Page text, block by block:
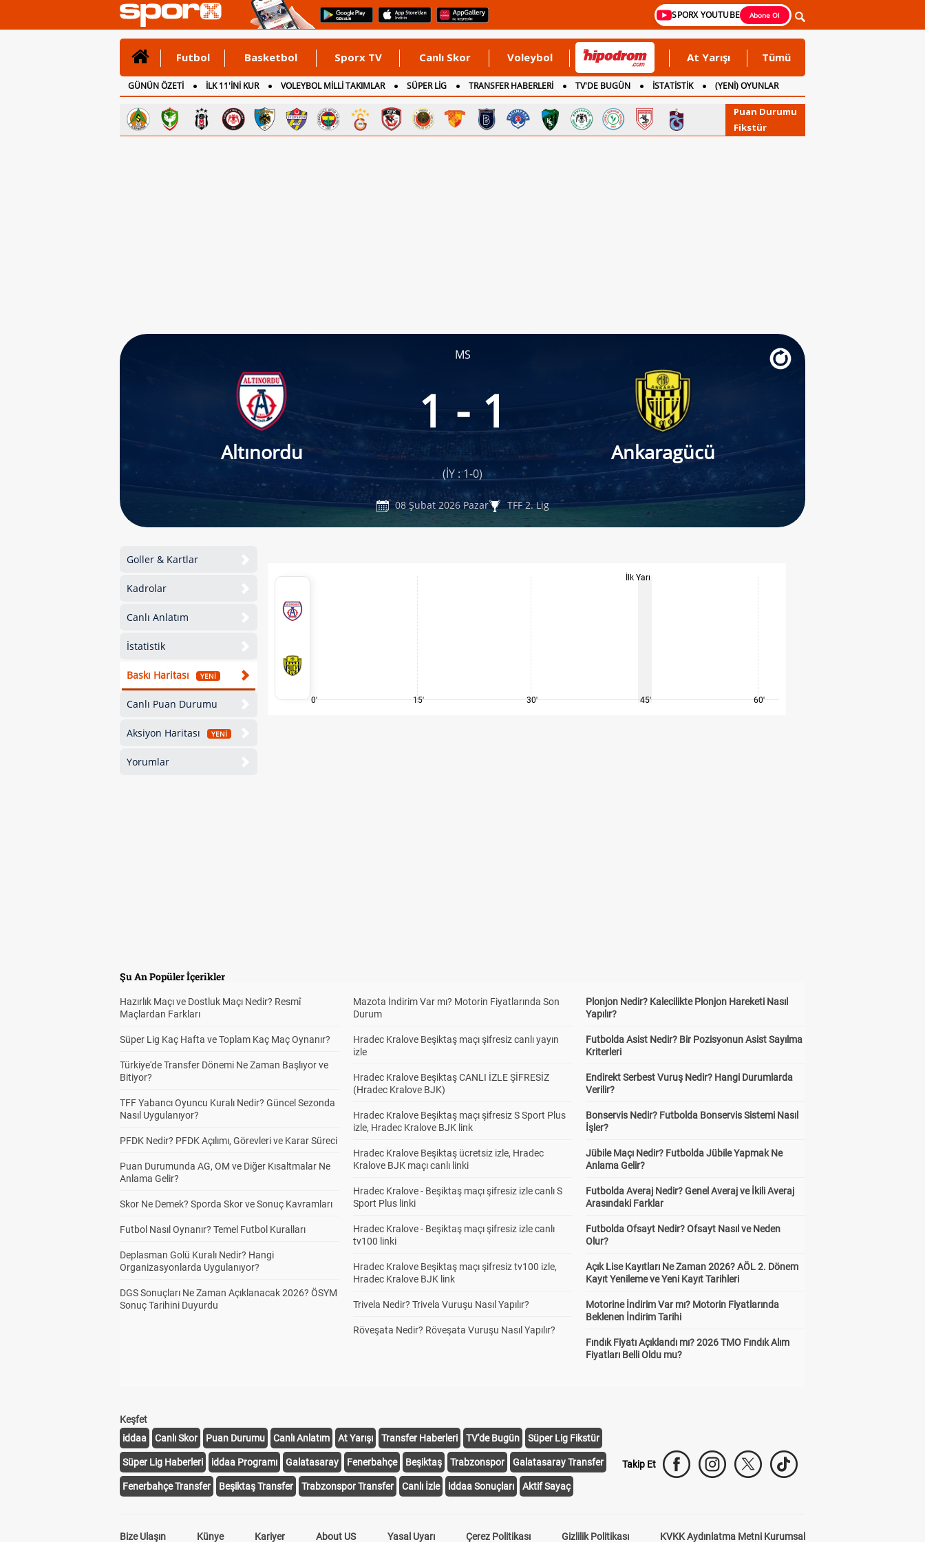
SPORX YOUTUBE Abone Ol
Futbol Basketbol Sporx TV Canlı Skor Voleybol At Yarışı Tümü
GÜNÜN ÖZETİ İLK 11'İNİ KUR VOLEYBOL MİLLİ TAKIMLAR SÜPER LİG TRANSFER HABERLERİ TV'DE BUGÜN İSTATİSTİK
(YENİ) OYUNLAR
CANLI ANLATIM
İNGİLTERE
Puan Durumu
Fikstür
MS
Altınordu
1 - 1
Ankaragücü
(İY : 1-0)
08 Şubat 2026 Pazar TFF 2. Lig
Goller & Kartlar
Kadrolar
Canlı Anlatım
İstatistik
Baskı Haritası YENİ
Canlı Puan Durumu
Aksiyon Haritası YENİ
Yorumlar
0' 15' 30'
İlk Yarı
45' 60'
Şu An Popüler İçerikler
Hazırlık Maçı ve Dostluk Maçı Nedir? Resmî
Maçlardan Farkları
Süper Lig Kaç Hafta ve Toplam Kaç Maç Oynanır?
Türkiye'de Transfer Dönemi Ne Zaman Başlıyor ve
Bitiyor?
TFF Yabancı Oyuncu Kuralı Nedir? Güncel Sezonda
Nasıl Uygulanıyor?
PFDK Nedir? PFDK Açılımı, Görevleri ve Karar Süreci
Puan Durumunda AG, OM ve Diğer Kısaltmalar Ne
Anlama Gelir?
Skor Ne Demek? Sporda Skor ve Sonuç Kavramları
Futbol Nasıl Oynanır? Temel Futbol Kuralları
Deplasman Golü Kuralı Nedir? Hangi
Organizasyonlarda Uygulanıyor?
DGS Sonuçları Ne Zaman Açıklanacak 2026? ÖSYM
Sonuç Tarihini Duyurdu
Mazota İndirim Var mı? Motorin Fiyatlarında Son
Durum
Hradec Kralove Beşiktaş maçı şifresiz canlı yayın
izle
Hradec Kralove Beşiktaş CANLI İZLE ŞİFRESİZ
(Hradec Kralove BJK)
Hradec Kralove Beşiktaş maçı şifresiz S Sport Plus
izle, Hradec Kralove BJK link
Hradec Kralove Beşiktaş ücretsiz izle, Hradec
Kralove BJK maçı canlı linki
Hradec Kralove - Beşiktaş maçı şifresiz izle canlı S
Sport Plus linki
Hradec Kralove - Beşiktaş maçı şifresiz izle canlı
tv100 linki
Hradec Kralove Beşiktaş maçı şifresiz tv100 izle,
Hradec Kralove BJK link
Trivela Nedir? Trivela Vuruşu Nasıl Yapılır?
Röveşata Nedir? Röveşata Vuruşu Nasıl Yapılır?
Plonjon Nedir? Kalecilikte Plonjon Hareketi Nasıl
Yapılır?
Futbolda Asist Nedir? Bir Pozisyonun Asist Sayılma
Kriterleri
Endirekt Serbest Vuruş Nedir? Hangi Durumlarda
Verilir?
Bonservis Nedir? Futbolda Bonservis Sistemi Nasıl
İşler?
Jübile Maçı Nedir? Futbolda Jübile Yapmak Ne
Anlama Gelir?
Futbolda Averaj Nedir? Genel Averaj ve İkili Averaj
Arasındaki Farklar
Futbolda Ofsayt Nedir? Ofsayt Nasıl ve Neden
Olur?
Açık Lise Kayıtları Ne Zaman 2026? AÖL 2. Dönem
Kayıt Yenileme ve Yeni Kayıt Tarihleri
Motorine İndirim Var mı? Motorin Fiyatlarında
Beklenen İndirim Tarihi
Fındık Fiyatı Açıklandı mı? 2026 TMO Fındık Alım
Fiyatları Belli Oldu mu?
Keşfet
iddaa
Canlı Skor Puan Durumu Canlı Anlatım At Yarışı Transfer Haberleri TV'de Bugün Süper Lig Fikstür
Süper Lig Haberleri iddaa Programı Galatasaray Fenerbahçe Beşiktaş Trabzonspor Galatasaray Transfer
Fenerbahçe Transfer Beşiktaş Transfer Trabzonspor Transfer Canlı İzle iddaa Sonuçları Aktif Sayaç
Takip Et
Bize Ulaşın Künye Kariyer About US Yasal Uyarı Çerez Politikası Gizlilik Politikası KVKK Aydınlatma Metni Kurumsal